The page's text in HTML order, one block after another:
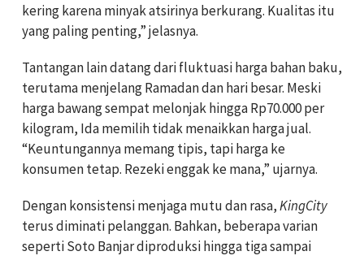
kering karena minyak atsirinya berkurang. Kualitas itu
yang paling penting,” jelasnya.
Tantangan lain datang dari fluktuasi harga bahan baku,
terutama menjelang Ramadan dan hari besar. Meski
harga bawang sempat melonjak hingga Rp70.000 per
kilogram, Ida memilih tidak menaikkan harga jual.
“Keuntungannya memang tipis, tapi harga ke
konsumen tetap. Rezeki enggak ke mana,” ujarnya.
Dengan konsistensi menjaga mutu dan rasa,KingCity
terus diminati pelanggan. Bahkan, beberapa varian
seperti Soto Banjar diproduksi hingga tiga sampai